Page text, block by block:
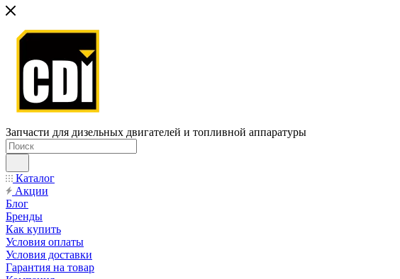
Запчасти для дизельных двигателей и топливной аппаратуры
Каталог
Акции
Блог
Бренды
Как купить
Условия оплаты
Условия доставки
Гарантия на товар